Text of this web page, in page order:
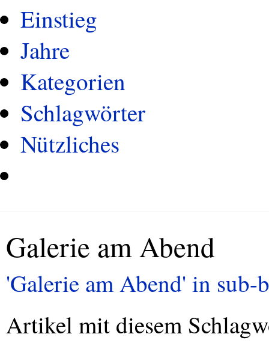
Einstieg
Jahre
Kategorien
Schlagwörter
Nützliches
Galerie am Abend
'Galerie am Abend' in sub-
Artikel mit diesem